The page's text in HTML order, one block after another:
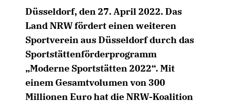
Düsseldorf, den 27. April 2022. Das
Land NRW fördert einen weiteren
Sportverein aus Düsseldorf durch das
Sportstättenförderprogramm
Moderne Sportstätten 2022“. Mit
einem Gesamtvolumen von 300
Millionen Euro hat die NRW-Koalition